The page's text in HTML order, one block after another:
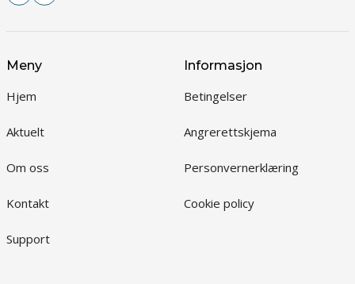
Meny
Hjem
Aktuelt
Om oss
Kontakt
Support
Informasjon
Betingelser
Angrerettskjema
Personvernerklæring
Cookie policy